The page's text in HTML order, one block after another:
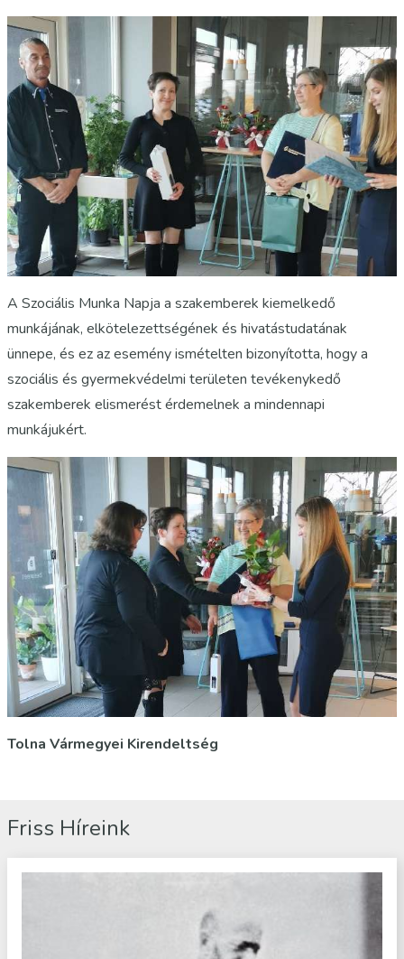
A Szociális Munka Napja a szakemberek kiemelkedő
munkájának, elkötelezettségének és hivatástudatának
ünnepe, és ez az esemény ismételten bizonyította, hogy a
szociális és gyermekvédelmi területen tevékenykedő
szakemberek elismerést érdemelnek a mindennapi
munkájukért.
Tolna Vármegyei Kirendeltség
Friss Híreink